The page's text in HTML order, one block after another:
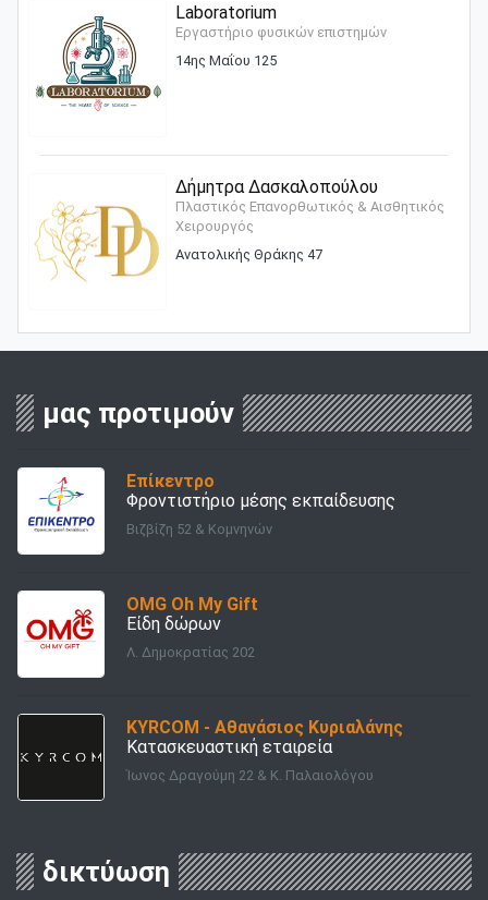
Laboratorium
Εργαστήριο φυσικών επιστημών
14ης Μαΐου 125
Δήμητρα Δασκαλοπούλου
Πλαστικός Επανορθωτικός & Αισθητικός
Χειρουργός
Ανατολικής Θράκης 47
μας προτιμούν
Επίκεντρο
Φροντιστήριο μέσης εκπαίδευσης
Βιζβίζη 52 & Κομνηνών
OMG Oh My Gift
Είδη δώρων
Λ. Δημοκρατίας 202
KYRCOM - Αθανάσιος Κυριαλάνης
Κατασκευαστική εταιρεία
Ίωνος Δραγούμη 22 & Κ. Παλαιολόγου
δικτύωση